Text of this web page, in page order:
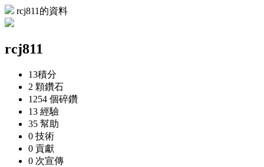
rcj811的資料
rcj811
13積分
2 顆鑽石
1254 個碎鑽
13 經驗
35 幫助
0 技術
0 貢獻
0 次宣傳